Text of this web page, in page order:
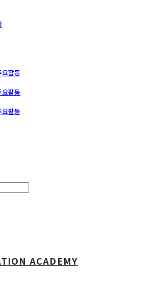
활동
활동
활동
ACADEMY